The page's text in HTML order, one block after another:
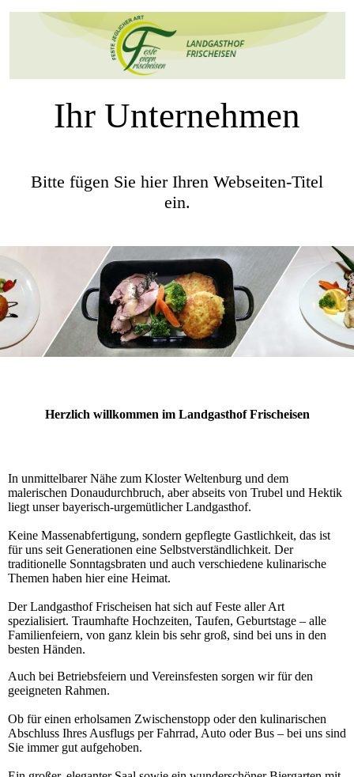
Ihr Unternehmen
Bitte fügen Sie hier Ihren Webseiten-Titel
ein.
Herzlich willkommen im Landgasthof Frischeisen
In unmittelbarer Nähe zum Kloster Weltenburg und dem
malerischen Do­nau­durch­bruch, aber abseits von Trubel und Hektik
liegt unser ba­ye­risch-­urgemütlicher Landgasthof.
Keine Massenabfertigung, sondern gepflegte Gastlichkeit, das ist
für uns seit Generationen eine Selbst­verständlichkeit. Der
traditionelle Sonn­tags­braten und auch verschiedene ku­li­narische
The­men haben hier eine Heimat.
Der Landgasthof Frischeisen hat sich auf Feste aller Art
spezialisiert. Traumhafte Hochzeiten, Tau­fen, Geburtstage – alle
Familienfeiern, von ganz klein bis sehr groß, sind bei uns in den
besten Hän­den.
Auch bei Betriebsfeiern und Vereinsfesten sorgen wir für den
geeigneten Rahmen.
Ob für einen erholsamen Zwischen­stopp oder den kuli­narischen
Abschluss Ihres Ausflugs per Fahrrad, Auto oder Bus – bei uns sind
Sie immer gut aufgehoben.